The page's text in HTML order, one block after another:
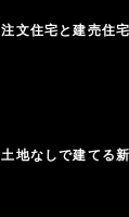
注文住宅と建売住
土地なしで建てる